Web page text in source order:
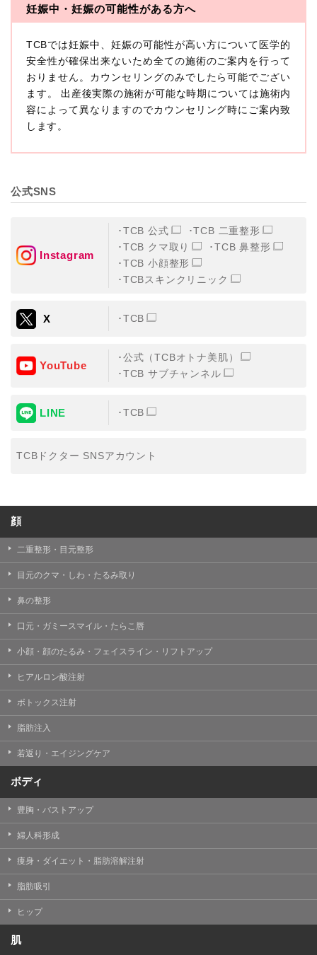
・医療法人社団創彩会
本プライバシーポリシーにおいて「個人情報」とは、生
存する個人に関する情報であって、当該情報に含まれる
氏名、生年月日その他の記述等により特定の個人を識別
できるもの又は個人識別符号（個人情報保護委員会の政
令に準じます。）が含まれるものをいいます。
収集した患者様に関する情報には、単独のままでは特定
の個人を識別できない情報もありますが、他の情報と組
み合わせることにより特定の個人を識別できる場合、か
に扱うものとします。
TCBグループが【利用目的】に定める目的を達成するた
めに取得する情報には、次のものが含まれます（以下①
①TCBグループが患者様から取得する情報
・氏名、生年月日、メールアドレス、電話番号
②TCBグループが各種サービスの利用に関連して取得す
る情報
・患者様がご利用になった各種サービスの内容、ご利用
日時、閲覧履歴等に関連する情報
（これには、Cookie情報、アクセスログ等の利用状況に
③TCBグループが第三者から間接的に収集する情報
事業者およびアフィリエイトサービスプロバイダ等の第
・患者様の閲覧履歴、端末等の情報
TCBグループは取得情報を以下の目的で利用いたしま
す。
・クリニックの来院予約、医療サービスの提供、医療関
対応等のサービス提供のため
・医療サービスの提供に関する他の医療機関、検査機関
及び研究機関との連携のため
・サービス向上を目的とした医療サービス・販売する医
療関連商品に関する患者様へのアンケートの送受信及び
これに付随する諸対応のため
・Cookie等の技術を用いたアクセス履歴、閲覧記録等に
関する情報の収集、分析
・閲覧記録等から趣味・嗜好を分析した情報を使用して
の広告に利用するため
め
・患者様のサービス利用状況の分析及び症例研究のため
・広告、宣伝、マーケティングのため
【個人情報の管理体制について】
TCBグループは、取り扱う個人情報を、厳正な管理の下
に蓄積・保管し、当該個人情報への不正アクセス・紛
失・破壊・改ざんおよび漏洩等を防止するため、必要か
妊娠中・妊娠の可能性がある方へ
TCBでは妊娠中、妊娠の可能性が高い方について医学的
安全性が確保出来ないため全ての施術のご案内を行って
おりません。カウンセリングのみでしたら可能でござい
ます。 出産後実際の施術が可能な時期については施術内
容によって異なりますのでカウンセリング時にご案内致
します。
公式SNS
Instagram
TCB 公式
TCB 二重整形
TCB クマ取り
TCB 鼻整形
TCB 小顔整形
TCBスキンクリニック
X TCB
YouTube
公式（TCBオトナ美肌）
TCB サブチャンネル
LINE TCB
TCBドクター SNSアカウント
顔
二重整形・目元整形
目元のクマ・しわ・たるみ取り
鼻の整形
口元・ガミースマイル・たらこ唇
小顔・顔のたるみ・フェイスライン・リフトアップ
ヒアルロン酸注射
ボトックス注射
脂肪注入
若返り・エイジングケア
ボディ
豊胸・バストアップ
婦人科形成
痩身・ダイエット・脂肪溶解注射
脂肪吸引
ヒップ
肌